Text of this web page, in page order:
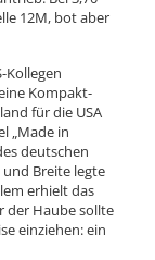
12M, bot aber
Kollegen
Kompakt-
für die USA
„Made in
deutschen
und Breite legte
erhielt das
der Haube sollte
einziehen: ein